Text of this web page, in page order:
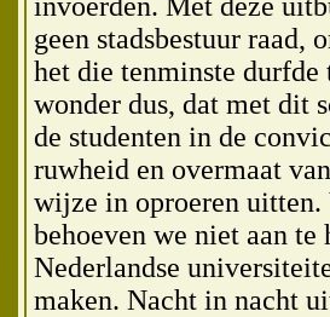
geen stadsbestuur raad,
het die tenminste durfde
wonder dus, dat met dit
de studenten in de
ruwheid en overmaat
wijze in oproeren uitten.
behoeven we niet aan
Nederlandse
maken. Nacht in nacht